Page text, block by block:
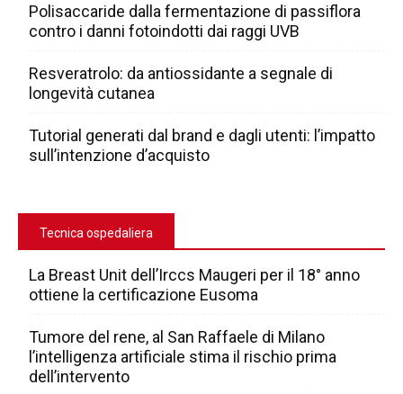
Polisaccaride dalla fermentazione di passiflora
contro i danni fotoindotti dai raggi UVB
Resveratrolo: da antiossidante a segnale di
longevità cutanea
Tutorial generati dal brand e dagli utenti: l’impatto
sull’intenzione d’acquisto
Tecnica ospedaliera
La Breast Unit dell’Irccs Maugeri per il 18° anno
ottiene la certificazione Eusoma
Tumore del rene, al San Raffaele di Milano
l’intelligenza artificiale stima il rischio prima
dell’intervento